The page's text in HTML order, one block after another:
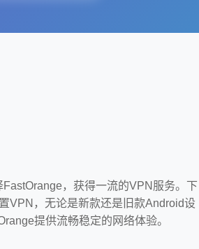
，获得一流的VPN服务。下
VPN，无论是新款还是旧款Android设
提供流畅稳定的网络体验。